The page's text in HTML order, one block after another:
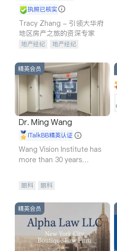
执照已核实
Tracy Zhang - 引领大华府
地区房产之旅的资深专家
地产经纪
地产经纪
商铺租售
开发商建商
精英会员
Dr. Ming Wang
iTalkBB精英认证
Wang Vision Institute has
more than 30 years
眼科 眼科
精英会员